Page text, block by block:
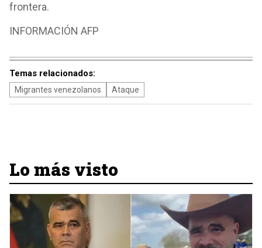
frontera.
INFORMACIÓN AFP
Temas relacionados:
Migrantes venezolanos Ataque
Lo más visto